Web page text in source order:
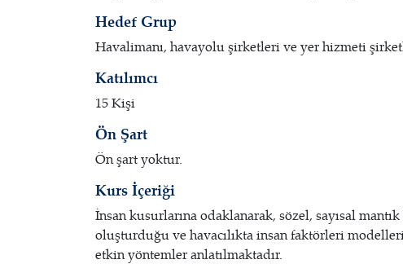
Hedef Grup
Havalimanı, havayolu şirketleri ve yer hizmeti
Katılımcı
15 Kişi
Ön Şart
Ön şart yoktur.
Kurs İçeriği
İnsan kusurlarına odaklanarak, sözel, sayısal
oluşturduğu ve havacılıkta insan faktörleri
etkin yöntemler anlatılmaktadır.